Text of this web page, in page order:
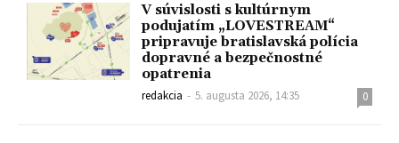
V súvislosti s kultúrnym
podujatím „LOVESTREAM“
pripravuje bratislavská polícia
dopravné a bezpečnostné
opatrenia
redakcia - 5. augusta 2026, 14:35 0